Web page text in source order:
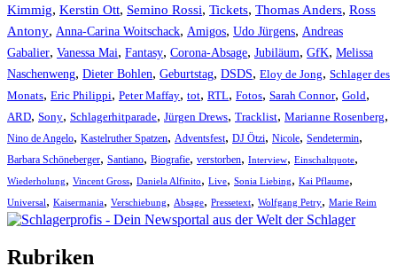
Kimmig, Kerstin Ott, Semino Rossi, Tickets, Thomas Anders, Ross
Antony, Anna-Carina Woitschack, Amigos, Udo Jürgens, Andreas
Gabalier, Vanessa Mai, Fantasy, Corona-Absage, Jubiläum, GfK, Melissa
Naschenweng, Dieter Bohlen, Geburtstag, DSDS, Eloy de Jong, Schlager des
Monats, Eric Philippi, Peter Maffay, tot, RTL, Fotos, Sarah Connor, Gold,
ARD, Sony, Schlagerhitparade, Jürgen Drews, Tracklist, Marianne Rosenberg,
Nino de Angelo, Kastelruther Spatzen, Adventsfest, DJ Ötzi, Nicole, Sendetermin,
Barbara Schöneberger, Santiano, Biografie, verstorben, Interview, Einschaltquote,
Wiederholung, Vincent Gross, Daniela Alfinito, Live, Sonia Liebing, Kai Pflaume,
Universal, Kaisermania, Verschiebung, Absage, Pressetext, Wolfgang Petry, Marie Reim
Rubriken